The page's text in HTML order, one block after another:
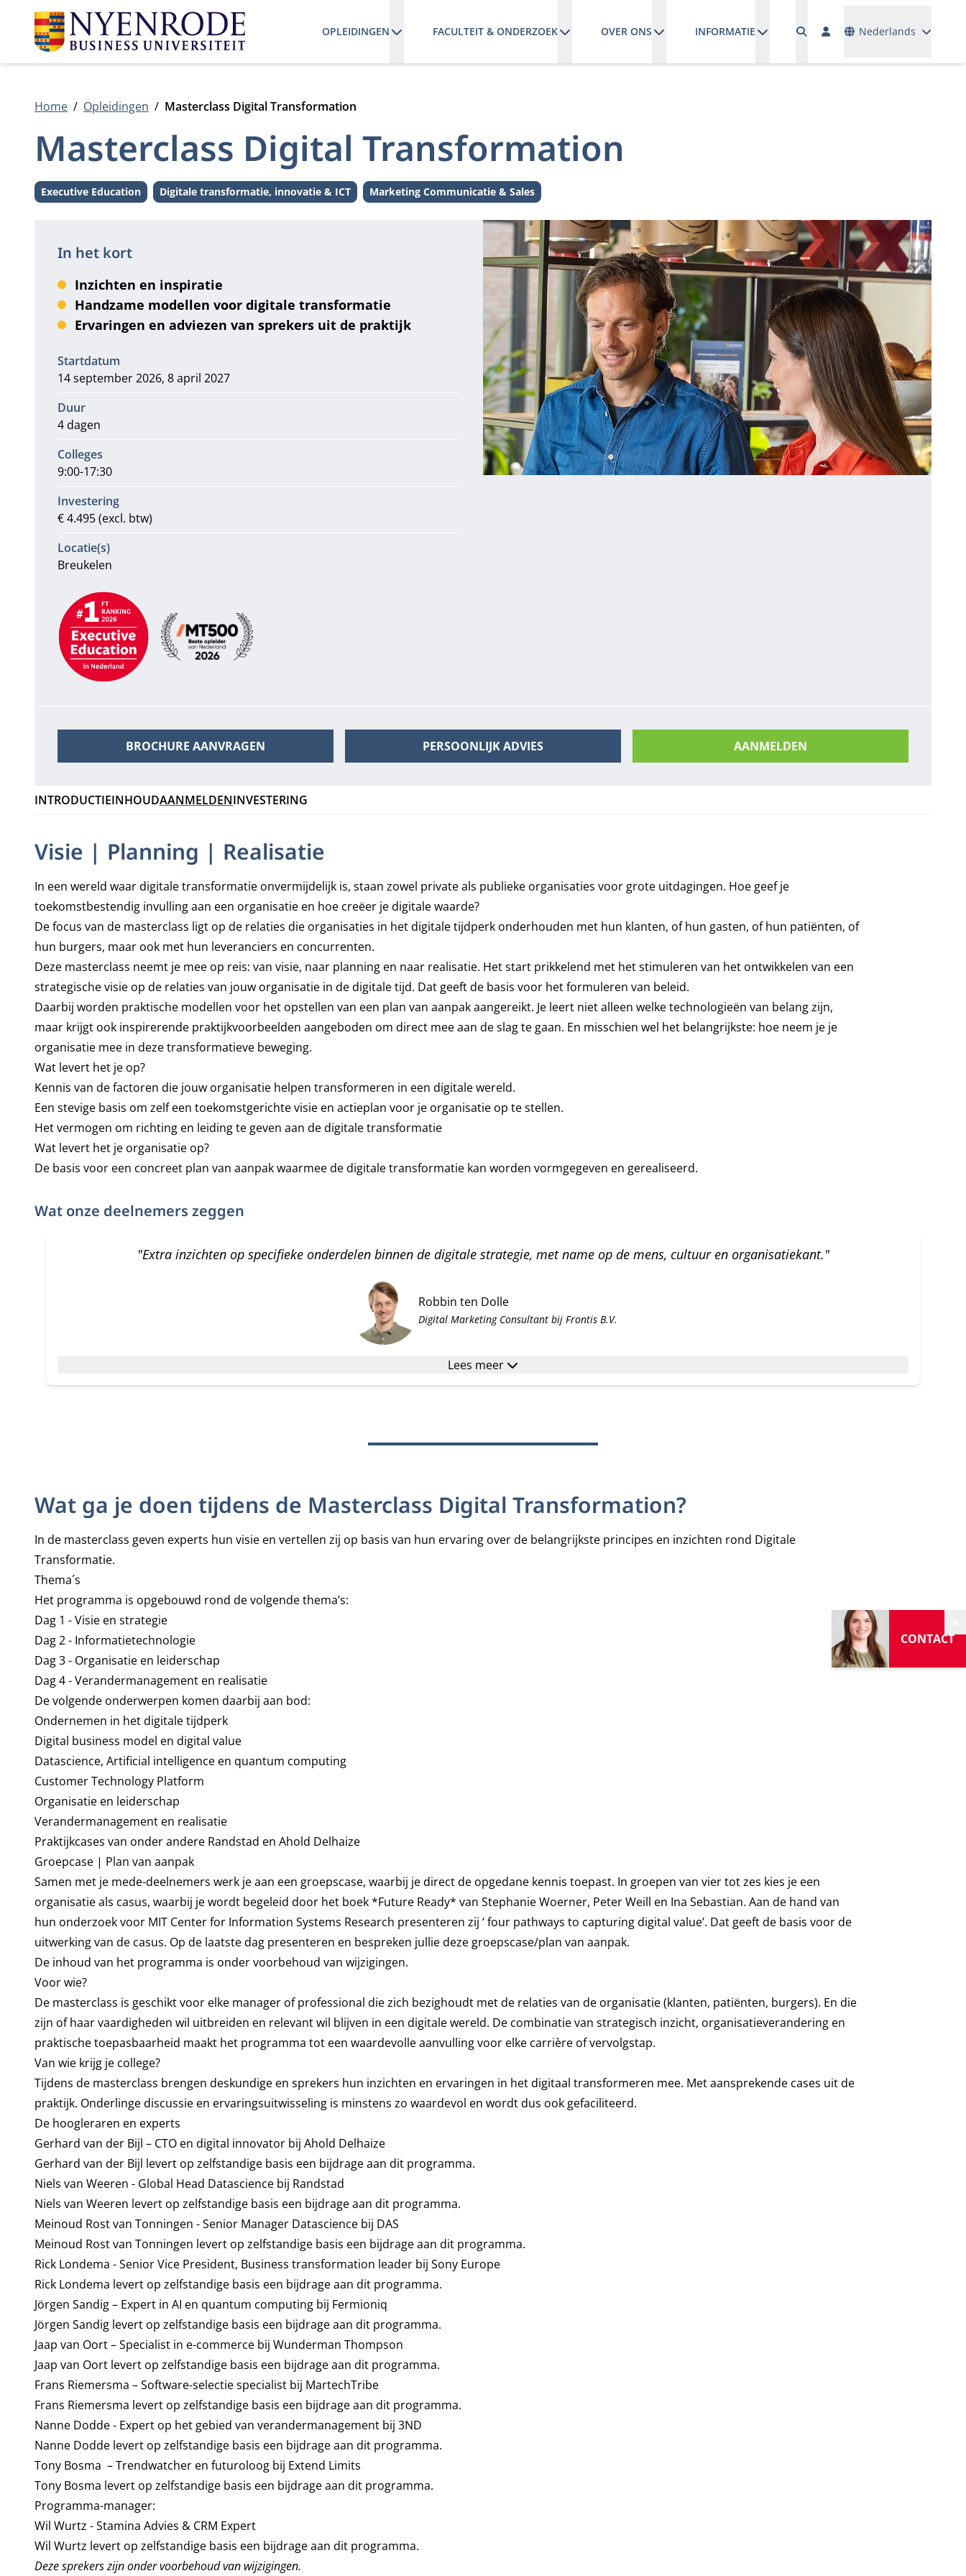
OPLEIDINGEN FACULTEIT & ONDERZOEK OVER ONS INFORMATIE Nederlands
Home Opleidingen Masterclass Digital Transformation
Masterclass Digital Transformation
Level:
Executive Education Thema:
Digitale transformatie, innovatie & ICT Thema:
Marketing Communicatie & Sales
In het kort
Inzichten en inspiratie
Handzame modellen voor digitale transformatie
Ervaringen en adviezen van sprekers uit de praktijk
Informatie
Startdatum
14 september 2026, 8 april 2027
Duur
4 dagen
Colleges
9:00-17:30
Investering
€ 4.495 (excl. btw)
Locatie(s)
Breukelen
Aanbevelingen
BROCHURE AANVRAGEN PERSOONLIJK ADVIES AANMELDEN
CONTACT
INTRODUCTIEINHOUDAANMELDENINVESTERING
Visie | Planning | Realisatie
In een wereld waar digitale transformatie onvermijdelijk is, staan zowel private als publieke organisaties voor grote uitdagingen. Hoe geef je
toekomstbestendig invulling aan een organisatie en hoe creëer je digitale waarde?
De focus van de masterclass ligt op de relaties die organisaties in het digitale tijdperk onderhouden met hun klanten, of hun gasten, of hun patiënten, of
hun burgers, maar ook met hun leveranciers en concurrenten.
Deze masterclass neemt je mee op reis: van visie, naar planning en naar realisatie. Het start prikkelend met het stimuleren van het ontwikkelen van een
strategische visie op de relaties van jouw organisatie in de digitale tijd. Dat geeft de basis voor het formuleren van beleid.
Daarbij worden praktische modellen voor het opstellen van een plan van aanpak aangereikt. Je leert niet alleen welke technologieën van belang zijn,
maar krijgt ook inspirerende praktijkvoorbeelden aangeboden om direct mee aan de slag te gaan. En misschien wel het belangrijkste: hoe neem je je
organisatie mee in deze transformatieve beweging.
Wat levert het je op?
Kennis van de factoren die jouw organisatie helpen transformeren in een digitale wereld.
Een stevige basis om zelf een toekomstgerichte visie en actieplan voor je organisatie op te stellen.
Het vermogen om richting en leiding te geven aan de digitale transformatie
Wat levert het je organisatie op?
De basis voor een concreet plan van aanpak waarmee de digitale transformatie kan worden vormgegeven en gerealiseerd.
Wat onze deelnemers zeggen
"Extra inzichten op specifieke onderdelen binnen de digitale strategie, met name op de mens, cultuur en organisatiekant."
Robbin ten Dolle
Digital Marketing Consultant bij Frontis B.V.
Lees meer
Wat ga je doen tijdens de Masterclass Digital Transformation?
In de masterclass geven experts hun visie en vertellen zij op basis van hun ervaring over de belangrijkste principes en inzichten rond Digitale
Transformatie.
Thema´s
Het programma is opgebouwd rond de volgende thema’s:
Dag 1 - Visie en strategie
Dag 2 - Informatietechnologie
Dag 3 - Organisatie en leiderschap
Dag 4 - Verandermanagement en realisatie
De volgende onderwerpen komen daarbij aan bod:
Ondernemen in het digitale tijdperk
Digital business model en digital value
Datascience, Artificial intelligence en quantum computing
Customer Technology Platform
Organisatie en leiderschap
Verandermanagement en realisatie
Praktijkcases van onder andere Randstad en Ahold Delhaize
Groepcase | Plan van aanpak
Samen met je mede-deelnemers werk je aan een groepscase, waarbij je direct de opgedane kennis toepast. In groepen van vier tot zes kies je een
organisatie als casus, waarbij je wordt begeleid door het boek *Future Ready* van Stephanie Woerner, Peter Weill en Ina Sebastian. Aan de hand van
hun onderzoek voor MIT Center for Information Systems Research presenteren zij ‘ four pathways to capturing digital value’. Dat geeft de basis voor de
uitwerking van de casus. Op de laatste dag presenteren en bespreken jullie deze groepscase/plan van aanpak.
De inhoud van het programma is onder voorbehoud van wijzigingen.
Voor wie?
De masterclass is geschikt voor elke manager of professional die zich bezighoudt met de relaties van de organisatie (klanten, patiënten, burgers). En die
zijn of haar vaardigheden wil uitbreiden en relevant wil blijven in een digitale wereld. De combinatie van strategisch inzicht, organisatieverandering en
praktische toepasbaarheid maakt het programma tot een waardevolle aanvulling voor elke carrière of vervolgstap.
Van wie krijg je college?
Tijdens de masterclass brengen deskundige en sprekers hun inzichten en ervaringen in het digitaal transformeren mee. Met aansprekende cases uit de
praktijk. Onderlinge discussie en ervaringsuitwisseling is minstens zo waardevol en wordt dus ook gefaciliteerd.
De hoogleraren en experts
Gerhard van der Bijl – CTO en digital innovator bij Ahold Delhaize
Gerhard van der Bijl levert op zelfstandige basis een bijdrage aan dit programma.
Niels van Weeren - Global Head Datascience bij Randstad
Niels van Weeren levert op zelfstandige basis een bijdrage aan dit programma.
Meinoud Rost van Tonningen - Senior Manager Datascience bij DAS
Meinoud Rost van Tonningen levert op zelfstandige basis een bijdrage aan dit programma.
Rick Londema - Senior Vice President, Business transformation leader bij Sony Europe
Rick Londema levert op zelfstandige basis een bijdrage aan dit programma.
Jörgen Sandig – Expert in AI en quantum computing bij Fermioniq
Jörgen Sandig levert op zelfstandige basis een bijdrage aan dit programma.
Jaap van Oort – Specialist in e-commerce bij Wunderman Thompson
Jaap van Oort levert op zelfstandige basis een bijdrage aan dit programma.
Frans Riemersma – Software-selectie specialist bij MartechTribe
Frans Riemersma levert op zelfstandige basis een bijdrage aan dit programma.
Nanne Dodde - Expert op het gebied van verandermanagement bij 3ND
Nanne Dodde levert op zelfstandige basis een bijdrage aan dit programma.
Tony Bosma – Trendwatcher en futuroloog bij Extend Limits
Tony Bosma levert op zelfstandige basis een bijdrage aan dit programma.
Programma-manager:
Wil Wurtz - Stamina Advies & CRM Expert
Wil Wurtz levert op zelfstandige basis een bijdrage aan dit programma.
Deze sprekers zijn onder voorbehoud van wijzigingen.